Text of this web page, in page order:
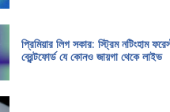
প্রিমিয়ার লিগ সকার: স্ট্রিম নটিংহাম
ব্রেন্টফোর্ড যে কোনও জায়গা থেকে লাইভ